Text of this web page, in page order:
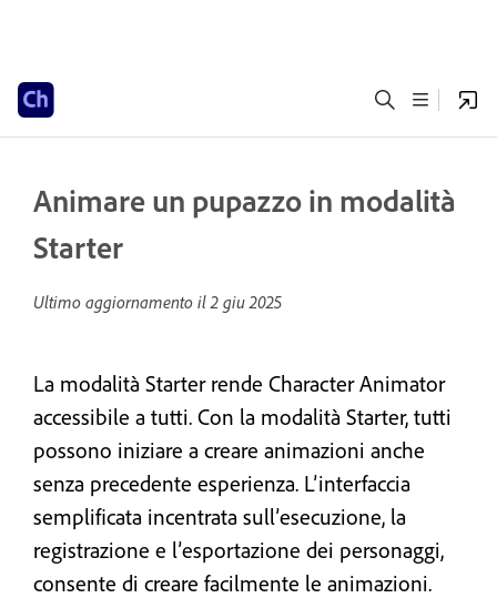
Animare un pupazzo in modalità
Starter
Ultimo aggiornamento il2 giu 2025
La modalità Starter rende Character Animator
accessibile a tutti. Con la modalità Starter, tutti
possono iniziare a creare animazioni anche
senza precedente esperienza. L’interfaccia
semplificata incentrata sull’esecuzione, la
registrazione e l’esportazione dei personaggi,
consente di creare facilmente le animazioni.